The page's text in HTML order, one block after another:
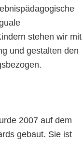
stehen wir mit
und gestalten den
2007 auf dem
gebaut. Sie ist